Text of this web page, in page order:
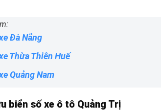
Đà Nẵng
Thừa Thiên Huế
Quảng Nam
biển số xe ô tô Quảng Trị